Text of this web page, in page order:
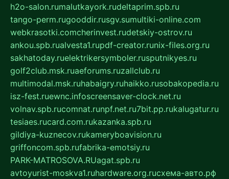
h2o-salon.rumalutkayork.rudeltaprim.spb.ru
tango-perm.rugooddir.rusgv.sumultiki-online.com
webkrasotki.comcherinvest.rudetskiy-ostrov.ru
ankou.spb.rualvesta1.rupdf-creator.runix-files.org.ru
sakhatoday.ruelektrikersymboler.rusputnikyes.ru
golf2club.msk.ruaeforums.ruzallclub.ru
multimodal.msk.ruhabaigry.ruhaikko.rusobakopedia.ru
isz-fest.ruewnc.infoscreensaver-clock.net.ru
volnav.spb.rucomnat.runpf.net.ru7bit.pp.rukalugatur.ru
tesiaes.rucard.com.rukazanka.spb.ru
gildiya-kuznecov.rukameryboavision.ru
griffoncom.spb.rufabrika-emotsiy.ru
PARK-MATROSOVA.RUagat.spb.ru
avtoyurist-moskva1.ruhardware.org.ruсхема-авто.рф